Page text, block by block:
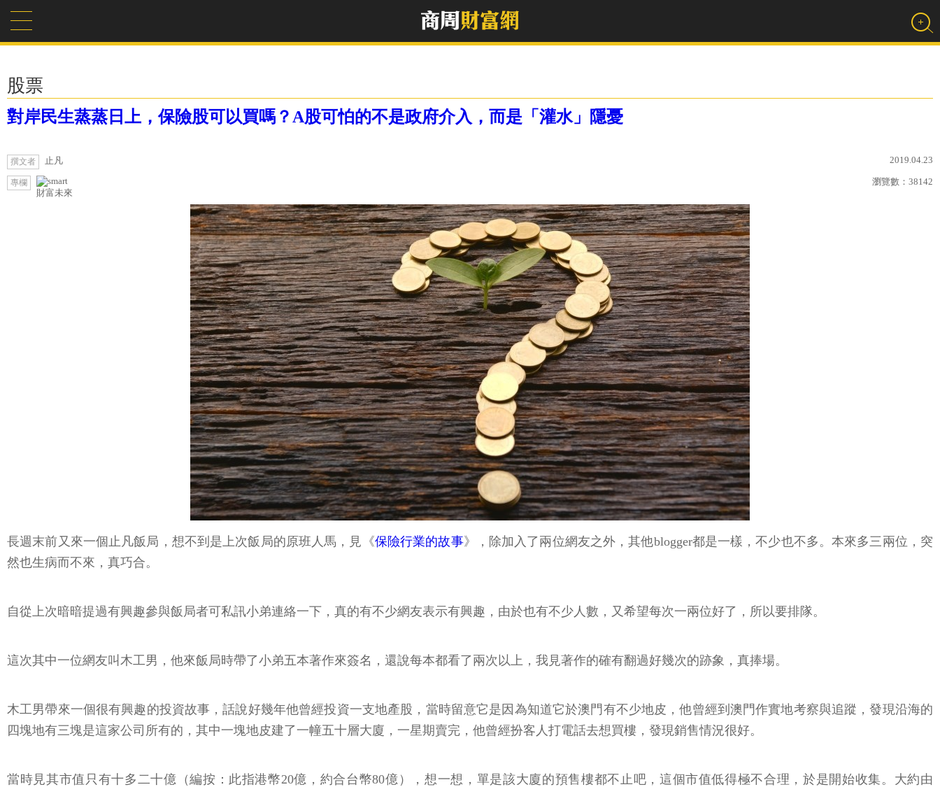
股票
對岸民生蒸蒸日上，保險股可以買嗎？A股可怕的不是政府介入，而是「灌水」隱憂
撰文者 止凡 2019.04.23
專欄
財富未來
瀏覽數： 38142
長週末前又來一個止凡飯局，想不到是上次飯局的原班人馬，見《保險行業的故事》，除加入了兩位網友之外，其他blogger都是一樣，不少也不多。本來多三兩位，突
然也生病而不來，真巧合。
自從上次暗暗提過有興趣參與飯局者可私訊小弟連絡一下，真的有不少網友表示有興趣，由於也有不少人數，又希望每次一兩位好了，所以要排隊。
這次其中一位網友叫木工男，他來飯局時帶了小弟五本著作來簽名，還說每本都看了兩次以上，我見著作的確有翻過好幾次的跡象，真捧場。
木工男帶來一個很有興趣的投資故事，話說好幾年他曾經投資一支地產股，當時留意它是因為知道它於澳門有不少地皮，他曾經到澳門作實地考察與追蹤，發現沿海的
四塊地有三塊是這家公司所有的，其中一塊地皮建了一幢五十層大廈，一星期賣完，他曾經扮客人打電話去想買樓，發現銷售情況很好。
當時見其市值只有十多二十億（編按：此指港幣20億，約合台幣80億），想一想，單是該大廈的預售樓都不止吧，這個市值低得極不合理，於是開始收集。大約由